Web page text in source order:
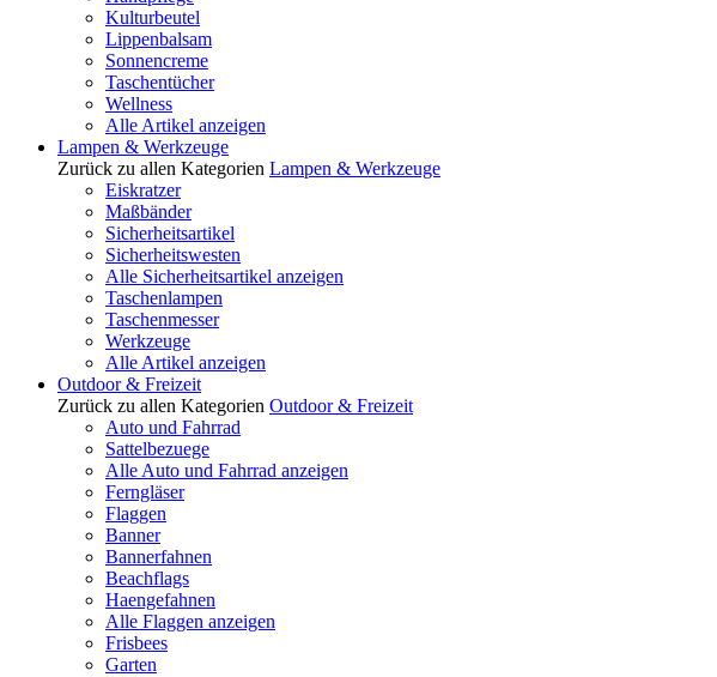
Kulturbeutel
Lippenbalsam
Sonnencreme
Taschentücher
Wellness
Alle Artikel anzeigen
Lampen & Werkzeuge
Zurück zu allen Kategorien Lampen & Werkzeuge
Eiskratzer
Maßbänder
Sicherheitsartikel
Sicherheitswesten
Alle Sicherheitsartikel anzeigen
Taschenlampen
Taschenmesser
Werkzeuge
Alle Artikel anzeigen
Outdoor & Freizeit
Zurück zu allen Kategorien Outdoor & Freizeit
Auto und Fahrrad
Sattelbezuege
Alle Auto und Fahrrad anzeigen
Ferngläser
Flaggen
Banner
Bannerfahnen
Beachflags
Haengefahnen
Alle Flaggen anzeigen
Frisbees
Garten